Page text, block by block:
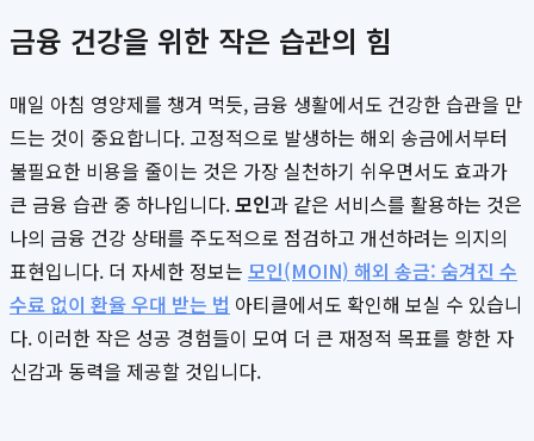
금융 건강을 위한 작은 습관의 힘
매일 아침 영양제를 챙겨 먹듯, 금융 생활에서도 건강한 습관을 만
드는 것이 중요합니다. 고정적으로 발생하는 해외 송금에서부터
불필요한 비용을 줄이는 것은 가장 실천하기 쉬우면서도 효과가
큰 금융 습관 중 하나입니다.모인과 같은 서비스를 활용하는 것은
나의 금융 건강 상태를 주도적으로 점검하고 개선하려는 의지의
표현입니다. 더 자세한 정보는 모인(MOIN) 해외 송금: 숨겨진 수
수료 없이 환율 우대 받는 법 아티클에서도 확인해 보실 수 있습니
다. 이러한 작은 성공 경험들이 모여 더 큰 재정적 목표를 향한 자
신감과 동력을 제공할 것입니다.